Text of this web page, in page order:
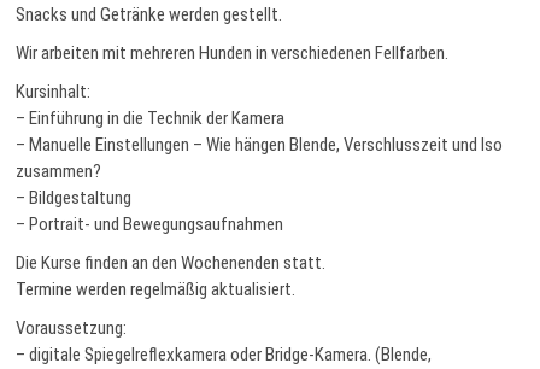
Snacks und Getränke werden gestellt.
Wir arbeiten mit mehreren Hunden in verschiedenen Fellfarben.
Kursinhalt:
– Einführung in die Technik der Kamera
– Manuelle Einstellungen – Wie hängen Blende, Verschlusszeit und Iso
zusammen?
– Bildgestaltung
– Portrait- und Bewegungsaufnahmen
Die Kurse finden an den Wochenenden statt.
Termine werden regelmäßig aktualisiert.
Voraussetzung:
– digitale Spiegelreflexkamera oder Bridge-Kamera. (Blende,